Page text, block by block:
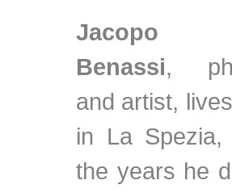
Jacopo
Benassi,
and artist,
in La Spezia,
the years he